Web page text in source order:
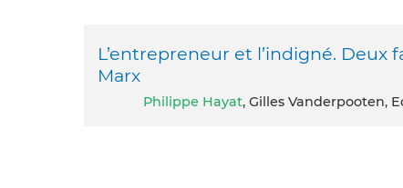
L’entrepreneur et l’indigné.
Marx
Philippe Hayat, Gilles Vanderpooten,